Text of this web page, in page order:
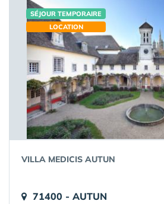
SÉJOUR TEMPORAIRE
LOCATION
VILLA MEDICIS AUTUN
71400 - AUTUN